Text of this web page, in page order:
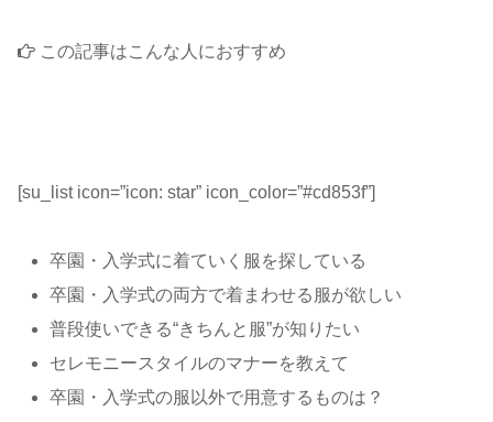
この記事はこんな人におすすめ
[su_list icon=”icon: star” icon_color=”#cd853f”]
卒園・入学式に着ていく服を探している
卒園・入学式の両方で着まわせる服が欲しい
普段使いできる“きちんと服”が知りたい
セレモニースタイルのマナーを教えて
卒園・入学式の服以外で用意するものは？